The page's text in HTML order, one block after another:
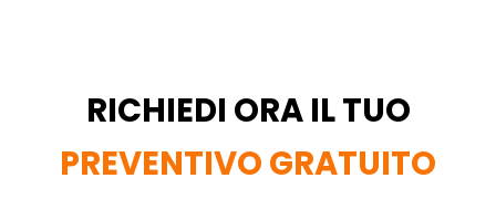
RICHIEDI ORA IL TUO
PREVENTIVO GRATUITO